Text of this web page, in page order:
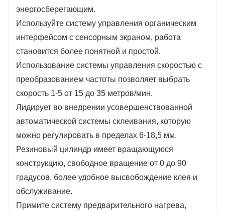
энергосберегающим.
Используйте систему управления органическим
интерфейсом с сенсорным экраном, работа
становится более понятной и простой.
Использование системы управления скоростью с
преобразованием частоты позволяет выбрать
скорость 1-5 от 15 до 35 метров/мин.
Лидирует во внедрении усовершенствованной
автоматической системы склеивания, которую
можно регулировать в пределах 6-18,5 мм.
Резиновый цилиндр имеет вращающуюся
конструкцию, свободное вращение от 0 до 90
градусов, более удобное высвобождение клея и
обслуживание.
Примите систему предварительного нагрева,